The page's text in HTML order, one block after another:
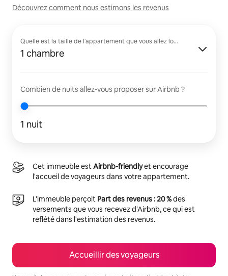
Découvrez comment nous estimons les revenus
Quelle est la taille de l'appartement que vous allez louer ?
1 chambre
Combien de nuits allez-vous proposer sur Airbnb ?
1 nuit
Cet immeuble estAirbnb-friendlyet encourage
l'accueil de voyageurs dans votre appartement.
L'immeuble perçoit Part des revenus : 20 %des
versements que vous recevez d'Airbnb, ce qui est
reflété dans l'estimation des revenus.
Accueillir des voyageurs